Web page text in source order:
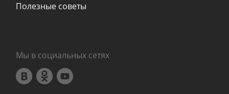
Полезные советы
Мы в социальных сетях